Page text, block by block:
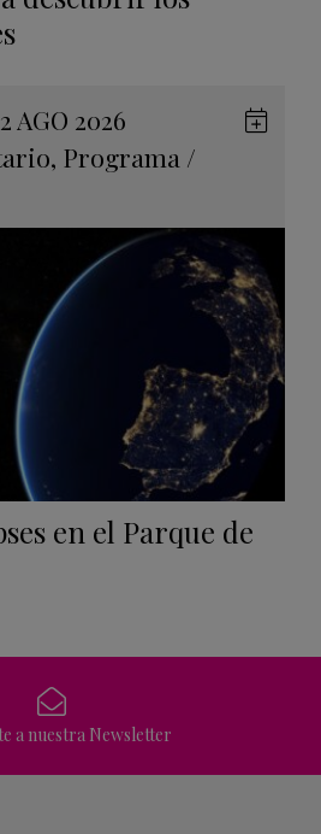
AGO 2026
, Programa /
en el Parque de
a nuestra Newsletter